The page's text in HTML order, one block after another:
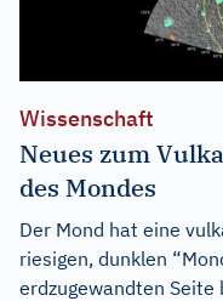
Wissenschaft
Neues zum
des Mondes
Der Mond hat eine
riesigen, dunklen
erdzugewandten